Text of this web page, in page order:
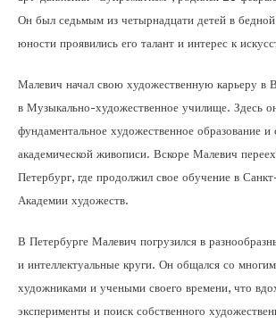
Он был седьмым из четырнадцати детей в
юности проявились его талант и интерес к
Малевич начал свою художественную карьеру в
в Музыкально-художественное училище. Здесь
фундаментальное художественное образование и
академической живописи. Вскоре Малевич
Петербург, где продолжил свое обучение в
Академии художеств.
В Петербурге Малевич погрузился в
и интеллектуальные круги. Он общался со
художниками и учеными своего времени, что
эксперименты и поиск собственного